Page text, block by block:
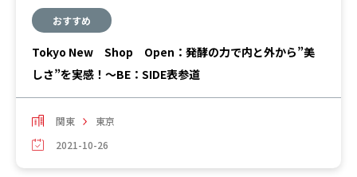
おすすめ
Tokyo New Shop Open：発酵の力で内と外から”美
しさ”を実感！～BE：SIDE表参道
関東
東京
2021-10-26